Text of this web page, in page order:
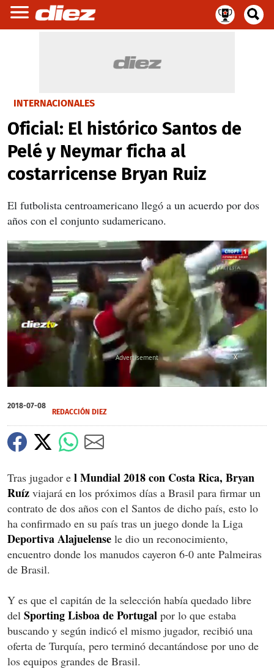
INTERNACIONALES
Oficial: El histórico Santos de
Pelé y Neymar ficha al
costarricense Bryan Ruiz
El futbolista centroamericano llegó a un acuerdo por dos
años con el conjunto sudamericano.
of
1
28
seconds
X
2018-07-08
REDACCIÓN DIEZ
Tras jugador e l Mundial 2018 con Costa Rica, Bryan
Ruíz viajará en los próximos días a Brasil para firmar un
contrato de dos años con el Santos de dicho país, esto lo
ha confirmado en su país tras un juego donde la Liga
Deportiva Alajuelense le dio un reconocimiento,
encuentro donde los manudos cayeron 6-0 ante Palmeiras
de Brasil.
Y es que el capitán de la selección había quedado libre
del Sporting Lisboa de Portugal por lo que estaba
buscando y según indicó el mismo jugador, recibió una
oferta de Turquía, pero terminó decantándose por uno de
los equipos grandes de Brasil.